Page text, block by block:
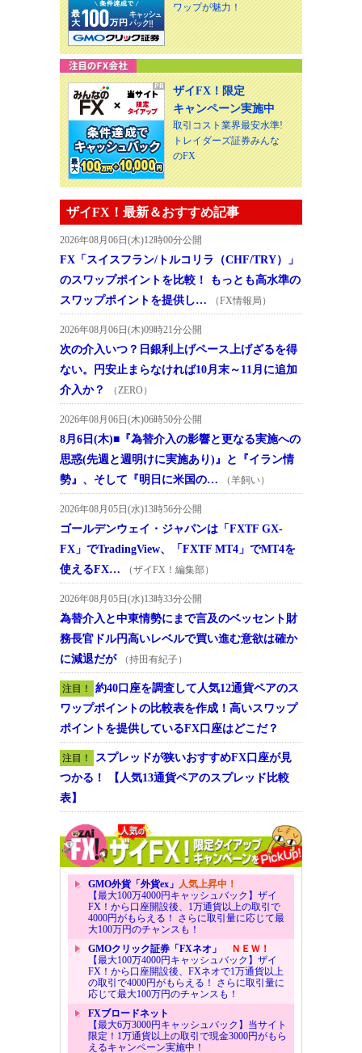
ワップが魅力！
ザイFX！限定
キャンペーン実施中
取引コスト業界最安水準!
トレイダーズ証券みんな
のFX
ザイFX！最新＆おすすめ記事
2026年08月06日(木)12時00分公開
FX「スイスフラン/トルコリラ（CHF/TRY）」
のスワップポイントを比較！ もっとも高水準の
スワップポイントを提供し…
（FX情報局）
2026年08月06日(木)09時21分公開
次の介入いつ？日銀利上げペース上げざるを得
ない。円安止まらなければ10月末～11月に追加
介入か？
（ZERO）
2026年08月06日(木)06時50分公開
8月6日(木)■『為替介入の影響と更なる実施への
思惑(先週と週明けに実施あり)』と『イラン情
勢』、そして『明日に米国の…
（羊飼い）
2026年08月05日(水)13時56分公開
ゴールデンウェイ・ジャパンは「FXTF GX-
FX」でTradingView、「FXTF MT4」でMT4を
使えるFX…
（ザイFX！編集部）
2026年08月05日(水)13時33分公開
為替介入と中東情勢にまで言及のベッセント財
務長官ドル円高いレベルで買い進む意欲は確か
に減退だが
（持田有紀子）
注目！
約40口座を調査して人気12通貨ペアのス
ワップポイントの比較表を作成！高いスワップ
ポイントを提供しているFX口座はどこだ？
注目！
スプレッドが狭いおすすめFX口座が見
つかる！ 【人気13通貨ペアのスプレッド比較
表】
GMO外貨「外貨ex」 人気上昇中！
【最大100万4000円キャッシュバック】ザイ
FX！から口座開設後、1万通貨以上の取引で
4000円がもらえる！ さらに取引量に応じて最
大100万円のチャンスも！
GMOクリック証券「FXネオ」
ＮＥＷ！
【最大100万4000円キャッシュバック】ザイ
FX！から口座開設後、FXネオで1万通貨以上
の取引で4000円がもらえる！ さらに取引量に
応じて最大100万円のチャンスも！
FXブロードネット
【最大6万3000円キャッシュバック】当サイト
限定！1万通貨以上の取引で現金3000円がもら
えるキャンペーン実施中！